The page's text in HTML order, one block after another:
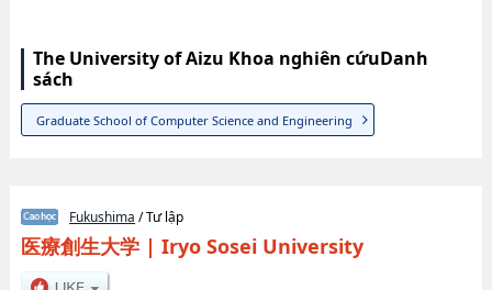
The University of Aizu Khoa nghiên cứuDanh
sách
Graduate School of Computer Science and Engineering
Fukushima / Tư lập
医療創生大学| Iryo Sosei University